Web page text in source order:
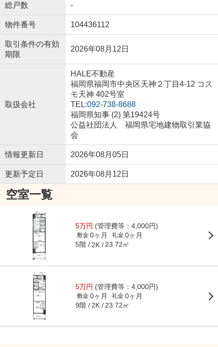
総戸数 -
物件番号 104436112
取引条件の有効
期限
2026年08月12日
取扱会社
HALE不動産
福岡県福岡市中央区天神２丁目4-12 コス
モ天神 402号室
TEL:092-738-8688
福岡県知事 (2) 第19424号
公益社団法人 福岡県宅地建物取引業協
会
情報更新日 2026年08月05日
更新予定日 2026年08月12日
空室一覧
5万円 (管理費等：4,000円)
敷金 0ヶ月 礼金 0ヶ月
5階 2K 23.72㎡
5万円 (管理費等：4,000円)
敷金 0ヶ月 礼金 0ヶ月
9階 2K 23.72㎡